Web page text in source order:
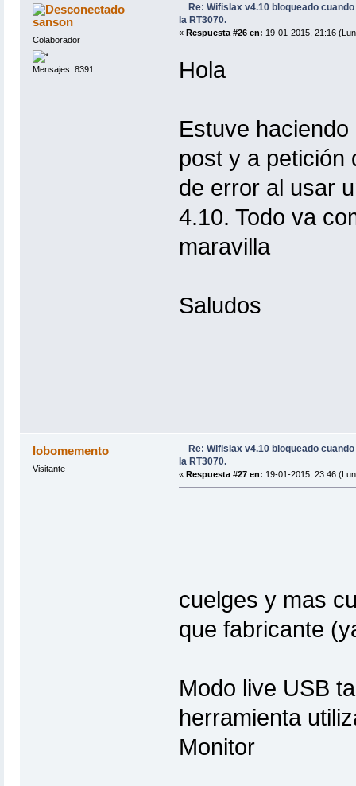
sanson
Colaborador
Mensajes: 8391
Re: Wifislax v4.10 bloqueado
la RT3070.
« Respuesta #26 en: 19-01-2015, 21:16
Hola
Estuve
post y a petición
de error al usar
4.10. Todo va
maravilla
Saludos
lobomemento
Visitante
Re: Wifislax v4.10 bloqueado
la RT3070.
« Respuesta #27 en: 19-01-2015, 23:46
cuelges y mas
que fabricante
Modo live USB
herramienta
Monitor